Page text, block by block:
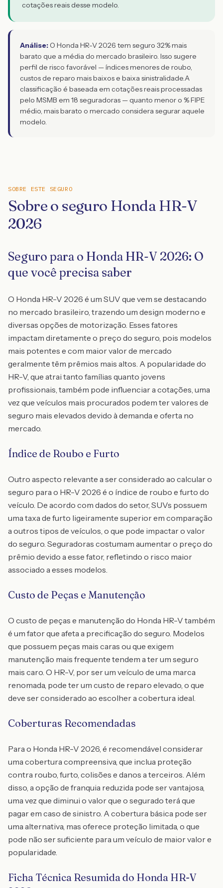
cotações reais desse modelo.
Análise: O Honda HR-V 2026 tem seguro 32% mais
barato que a média do mercado brasileiro. Isso sugere
perfil de risco favorável — índices menores de roubo,
custos de reparo mais baixos e baixa sinistralidade.A
classificação é baseada em cotações reais processadas
pelo MSMB em 18 seguradoras — quanto menor o % FIPE
médio, mais barato o mercado considera segurar aquele
modelo.
SOBRE ESTE SEGURO
Sobre o seguro Honda HR-V
2026
Seguro para o Honda HR-V 2026: O
que você precisa saber
O Honda HR-V 2026 é um SUV que vem se destacando
no mercado brasileiro, trazendo um design moderno e
diversas opções de motorização. Esses fatores
impactam diretamente o preço do seguro, pois modelos
mais potentes e com maior valor de mercado
geralmente têm prêmios mais altos. A popularidade do
HR-V, que atrai tanto famílias quanto jovens
profissionais, também pode influenciar a cotações, uma
vez que veículos mais procurados podem ter valores de
seguro mais elevados devido à demanda e oferta no
mercado.
Índice de Roubo e Furto
Outro aspecto relevante a ser considerado ao calcular o
seguro para o HR-V 2026 é o índice de roubo e furto do
veículo. De acordo com dados do setor, SUVs possuem
uma taxa de furto ligeiramente superior em comparação
a outros tipos de veículos, o que pode impactar o valor
do seguro. Seguradoras costumam aumentar o preço do
prêmio devido a esse fator, refletindo o risco maior
associado a esses modelos.
Custo de Peças e Manutenção
O custo de peças e manutenção do Honda HR-V também
é um fator que afeta a precificação do seguro. Modelos
que possuem peças mais caras ou que exigem
manutenção mais frequente tendem a ter um seguro
mais caro. O HR-V, por ser um veículo de uma marca
renomada, pode ter um custo de reparo elevado, o que
deve ser considerado ao escolher a cobertura ideal.
Coberturas Recomendadas
Para o Honda HR-V 2026, é recomendável considerar
uma cobertura compreensiva, que inclua proteção
contra roubo, furto, colisões e danos a terceiros. Além
disso, a opção de franquia reduzida pode ser vantajosa,
uma vez que diminui o valor que o segurado terá que
pagar em caso de sinistro. A cobertura básica pode ser
uma alternativa, mas oferece proteção limitada, o que
pode não ser suficiente para um veículo de maior valor e
popularidade.
Ficha Técnica Resumida do Honda HR-V